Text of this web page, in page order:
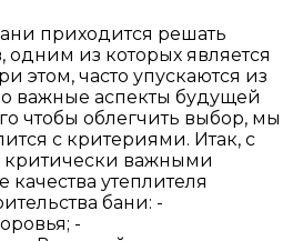
приходится решать
одним из которых является
этом, часто упускаются из
важные аспекты будущей
чтобы облегчить выбор, мы
с критериями. Итак, с
критически важными
утеплителя
бани: -
-